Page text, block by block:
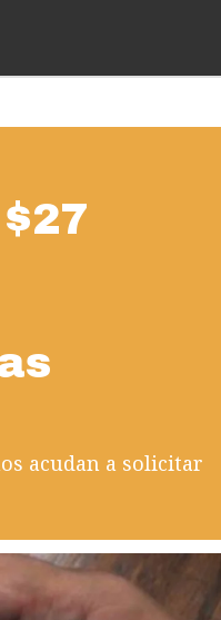
acudan a solicitar